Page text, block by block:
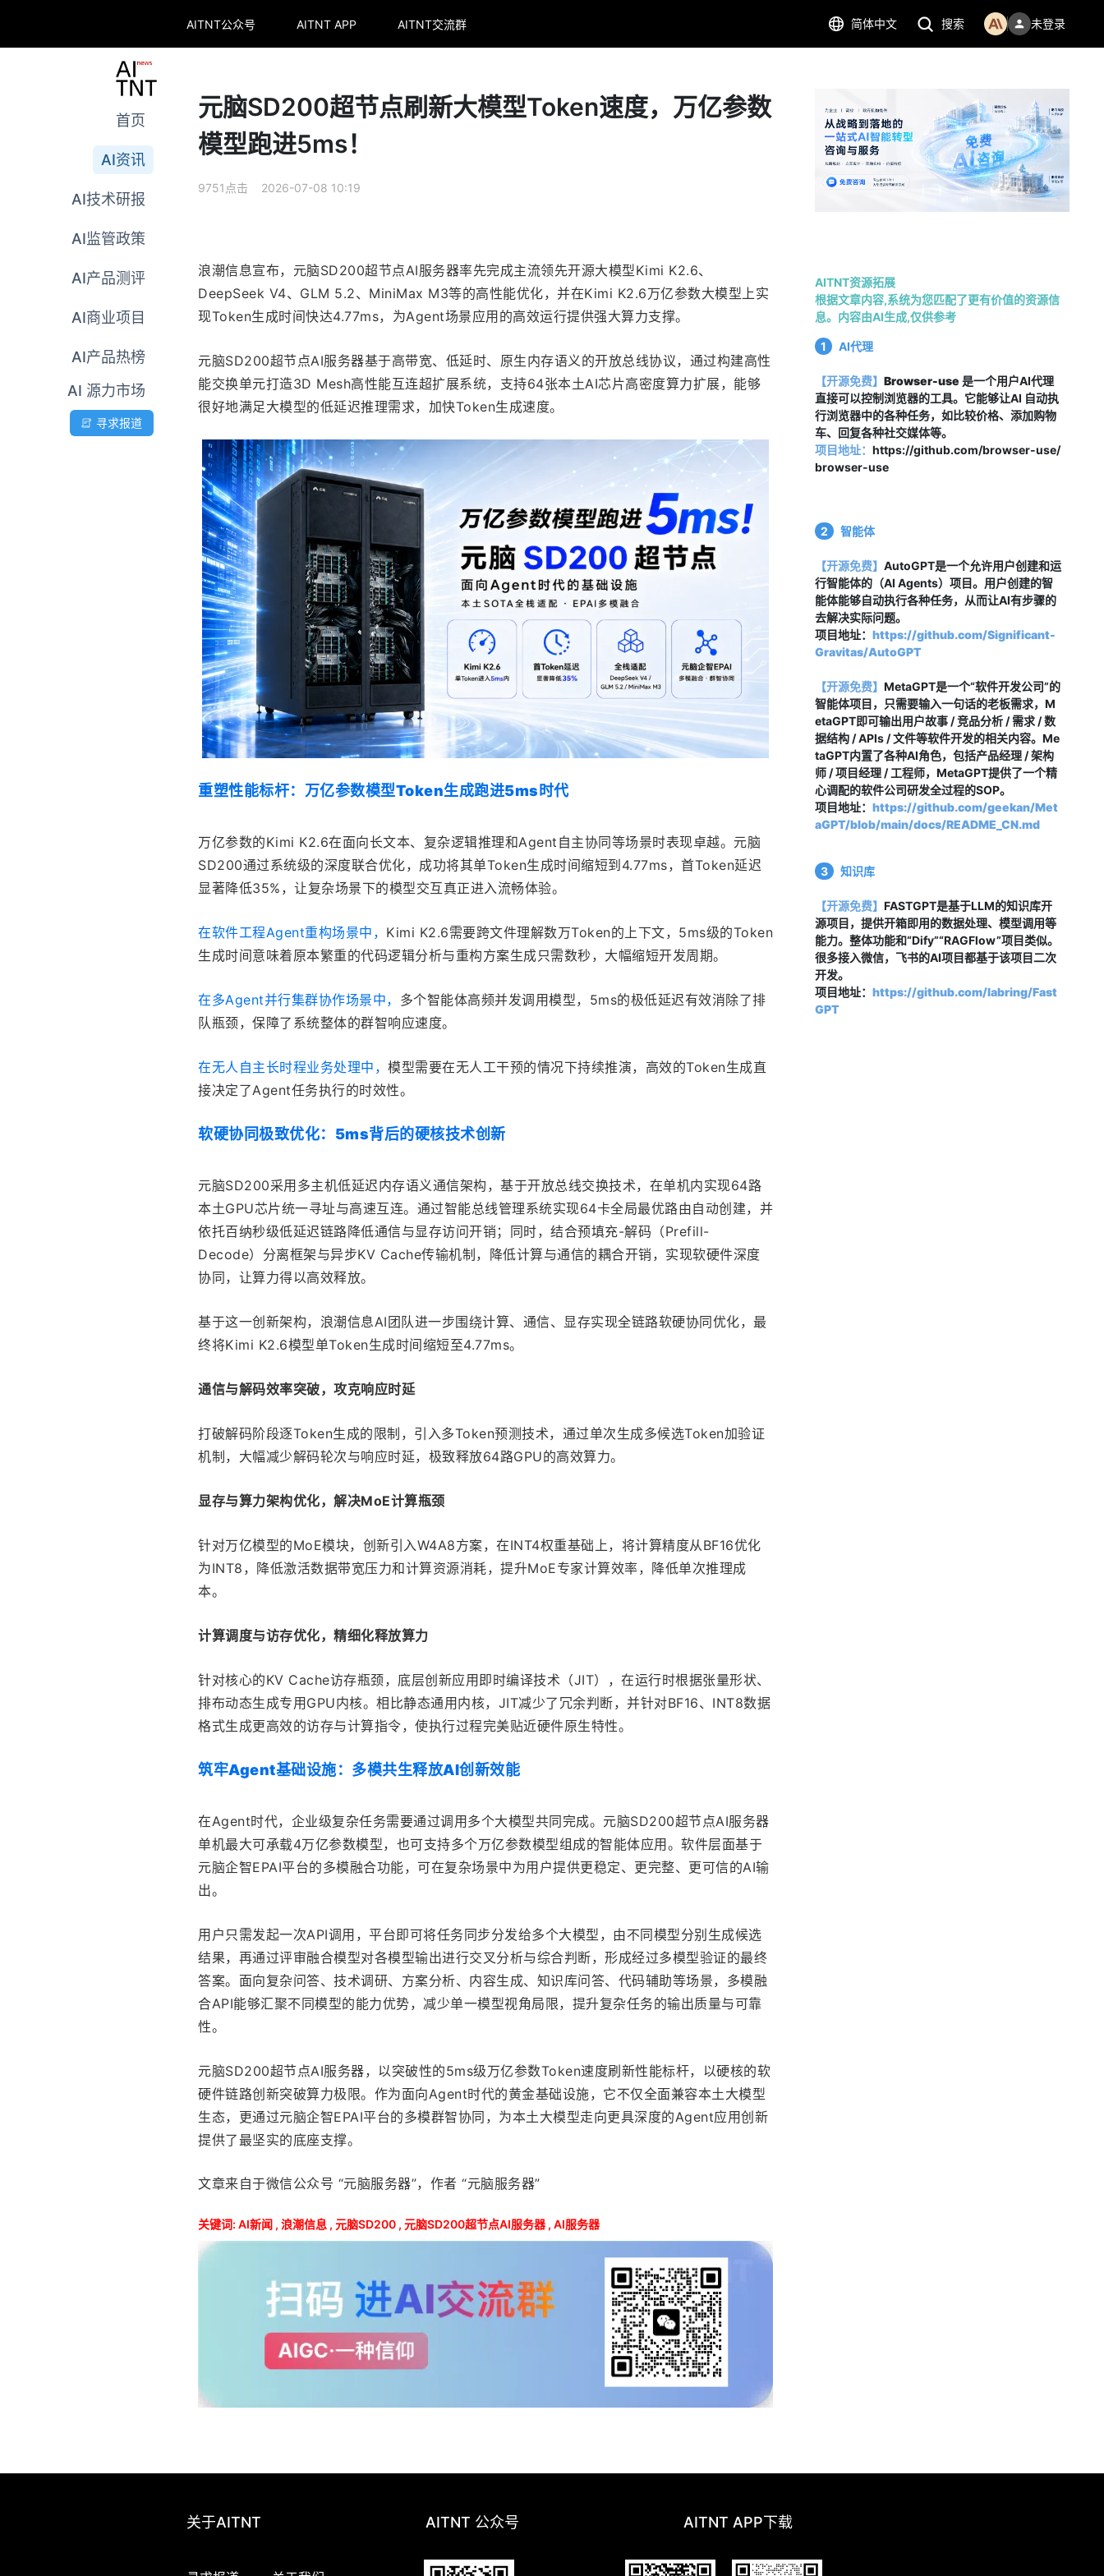
AITNT公众号 AITNT APP AITNT交流群 简体中文 搜索 未登录
首页
AI资讯
AI技术研报
AI监管政策
AI产品测评
AI商业项目
AI产品热榜
AI 源力市场
寻求报道
元脑SD200超节点刷新大模型Token速度，万亿参数
模型跑进5ms！
9751点击 2026-07-08 10:19
浪潮信息宣布，元脑SD200超节点AI服务器率先完成主流领先开源大模型Kimi K2.6、
DeepSeek V4、GLM 5.2、MiniMax M3等的高性能优化，并在Kimi K2.6万亿参数大模型上实
现Token生成时间快达4.77ms，为Agent场景应用的高效运行提供强大算力支撑。
元脑SD200超节点AI服务器基于高带宽、低延时、原生内存语义的开放总线协议，通过构建高性
能交换单元打造3D Mesh高性能互连超扩展系统，支持64张本土AI芯片高密度算力扩展，能够
很好地满足大模型的低延迟推理需求，加快Token生成速度。
重塑性能标杆：万亿参数模型Token生成跑进5ms时代
万亿参数的Kimi K2.6在面向长文本、复杂逻辑推理和Agent自主协同等场景时表现卓越。元脑
SD200通过系统级的深度联合优化，成功将其单Token生成时间缩短到4.77ms，首Token延迟
显著降低35%，让复杂场景下的模型交互真正进入流畅体验。
在软件工程Agent重构场景中， Kimi K2.6需要跨文件理解数万Token的上下文，5ms级的Token
生成时间意味着原本繁重的代码逻辑分析与重构方案生成只需数秒，大幅缩短开发周期。
在多Agent并行集群协作场景中， 多个智能体高频并发调用模型，5ms的极低延迟有效消除了排
队瓶颈，保障了系统整体的群智响应速度。
在无人自主长时程业务处理中， 模型需要在无人工干预的情况下持续推演，高效的Token生成直
接决定了Agent任务执行的时效性。
软硬协同极致优化：5ms背后的硬核技术创新
元脑SD200采用多主机低延迟内存语义通信架构，基于开放总线交换技术，在单机内实现64路
本土GPU芯片统一寻址与高速互连。通过智能总线管理系统实现64卡全局最优路由自动创建，并
依托百纳秒级低延迟链路降低通信与显存访问开销；同时，结合预填充-解码（Prefill-
Decode）分离框架与异步KV Cache传输机制，降低计算与通信的耦合开销，实现软硬件深度
协同，让算力得以高效释放。
基于这一创新架构，浪潮信息AI团队进一步围绕计算、通信、显存实现全链路软硬协同优化，最
终将Kimi K2.6模型单Token生成时间缩短至4.77ms。
通信与解码效率突破，攻克响应时延
打破解码阶段逐Token生成的限制，引入多Token预测技术，通过单次生成多候选Token加验证
机制，大幅减少解码轮次与响应时延，极致释放64路GPU的高效算力。
显存与算力架构优化，解决MoE计算瓶颈
针对万亿模型的MoE模块，创新引入W4A8方案，在INT4权重基础上，将计算精度从BF16优化
为INT8，降低激活数据带宽压力和计算资源消耗，提升MoE专家计算效率，降低单次推理成
本。
计算调度与访存优化，精细化释放算力
针对核心的KV Cache访存瓶颈，底层创新应用即时编译技术（JIT），在运行时根据张量形状、
排布动态生成专用GPU内核。相比静态通用内核，JIT减少了冗余判断，并针对BF16、INT8数据
格式生成更高效的访存与计算指令，使执行过程完美贴近硬件原生特性。
筑牢Agent基础设施：多模共生释放AI创新效能
在Agent时代，企业级复杂任务需要通过调用多个大模型共同完成。元脑SD200超节点AI服务器
单机最大可承载4万亿参数模型，也可支持多个万亿参数模型组成的智能体应用。软件层面基于
元脑企智EPAI平台的多模融合功能，可在复杂场景中为用户提供更稳定、更完整、更可信的AI输
出。
用户只需发起一次API调用，平台即可将任务同步分发给多个大模型，由不同模型分别生成候选
结果，再通过评审融合模型对各模型输出进行交叉分析与综合判断，形成经过多模型验证的最终
答案。面向复杂问答、技术调研、方案分析、内容生成、知识库问答、代码辅助等场景，多模融
合API能够汇聚不同模型的能力优势，减少单一模型视角局限，提升复杂任务的输出质量与可靠
性。
元脑SD200超节点AI服务器，以突破性的5ms级万亿参数Token速度刷新性能标杆，以硬核的软
硬件链路创新突破算力极限。作为面向Agent时代的黄金基础设施，它不仅全面兼容本土大模型
生态，更通过元脑企智EPAI平台的多模群智协同，为本土大模型走向更具深度的Agent应用创新
提供了最坚实的底座支撑。
文章来自于微信公众号 “元脑服务器”，作者 “元脑服务器”
关键词: AI新闻 , 浪潮信息 , 元脑SD200 , 元脑SD200超节点AI服务器, AI服务器
AITNT资源拓展
根据文章内容,系统为您匹配了更有价值的资源信
息。内容由AI生成,仅供参考
1 AI代理
【开源免费】 Browser-use 是一个用户AI代理
直接可以控制浏览器的工具。它能够让AI 自动执
行浏览器中的各种任务，如比较价格、添加购物
车、回复各种社交媒体等。
项目地址： https://github.com/browser-use/
browser-use
2 智能体
【开源免费】 AutoGPT是一个允许用户创建和运
行智能体的（AI Agents）项目。用户创建的智
能体能够自动执行各种任务，从而让AI有步骤的
去解决实际问题。
项目地址： https://github.com/Significant-
Gravitas/AutoGPT
【开源免费】 MetaGPT是一个“软件开发公司”的
智能体项目，只需要输入一句话的老板需求，M
etaGPT即可输出用户故事 / 竞品分析 / 需求 / 数
据结构 / APIs / 文件等软件开发的相关内容。Me
taGPT内置了各种AI角色，包括产品经理 / 架构
师 / 项目经理 / 工程师，MetaGPT提供了一个精
心调配的软件公司研发全过程的SOP。
项目地址： https://github.com/geekan/Met
aGPT/blob/main/docs/README_CN.md
3 知识库
【开源免费】 FASTGPT是基于LLM的知识库开
源项目，提供开箱即用的数据处理、模型调用等
能力。整体功能和“Dify”“RAGFlow”项目类似。
很多接入微信，飞书的AI项目都基于该项目二次
开发。
项目地址： https://github.com/labring/Fast
GPT
关于AITNT AITNT 公众号 AITNT APP下载